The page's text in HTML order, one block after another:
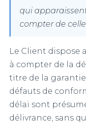
qui
compter de
Le Client dispose
à compter de la
titre de la
défauts de
délai sont
délivrance, sans